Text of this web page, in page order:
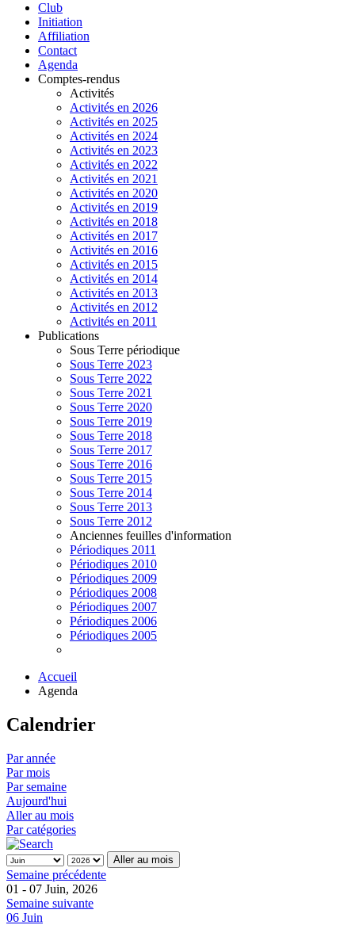
Club
Initiation
Affiliation
Contact
Agenda
Comptes-rendus
Activités
Activités en 2026
Activités en 2025
Activités en 2024
Activités en 2023
Activités en 2022
Activités en 2021
Activités en 2020
Activités en 2019
Activités en 2018
Activités en 2017
Activités en 2016
Activités en 2015
Activités en 2014
Activités en 2013
Activités en 2012
Activités en 2011
Publications
Sous Terre périodique
Sous Terre 2023
Sous Terre 2022
Sous Terre 2021
Sous Terre 2020
Sous Terre 2019
Sous Terre 2018
Sous Terre 2017
Sous Terre 2016
Sous Terre 2015
Sous Terre 2014
Sous Terre 2013
Sous Terre 2012
Anciennes feuilles d'information
Périodiques 2011
Périodiques 2010
Périodiques 2009
Périodiques 2008
Périodiques 2007
Périodiques 2006
Périodiques 2005
Accueil
Agenda
Calendrier
Par année
Par mois
Par semaine
Aujourd'hui
Aller au mois
Par catégories
Aller au mois
Semaine précédente
01 - 07 Juin, 2026
Semaine suivante
06 Juin